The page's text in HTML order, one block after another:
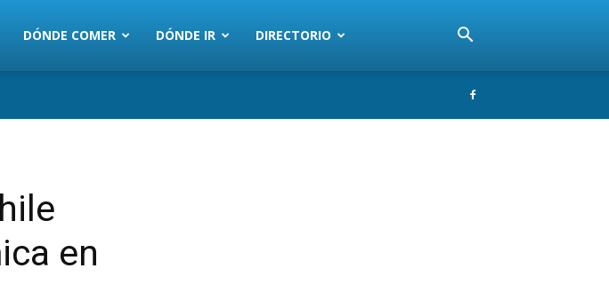
DÓNDE COMER DÓNDE IR DIRECTORIO
en